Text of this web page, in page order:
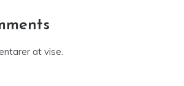
at vise.